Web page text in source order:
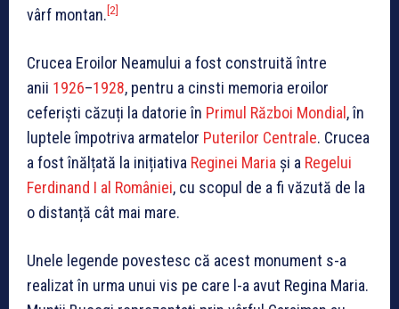
vârf montan.[2]
Crucea Eroilor Neamului a fost construită între
anii 1926–1928, pentru a cinsti memoria eroilor
ceferiști căzuți la datorie în Primul Război Mondial, în
luptele împotriva armatelor Puterilor Centrale. Crucea
a fost înălțată la inițiativa Reginei Maria și a Regelui
Ferdinand I al României, cu scopul de a fi văzută de la
o distanță cât mai mare.
Unele legende povestesc că acest monument s-a
realizat în urma unui vis pe care l-a avut Regina Maria.